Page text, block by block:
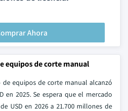
Ahora
equipos de corte manual
equipos de corte manual alcanzó
en 2025. Se espera que el mercado
USD en 2026 a 21.700 millones de